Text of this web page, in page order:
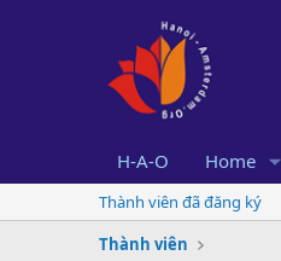
H-A-O Home
Thành viên đã đăng ký
Thành viên